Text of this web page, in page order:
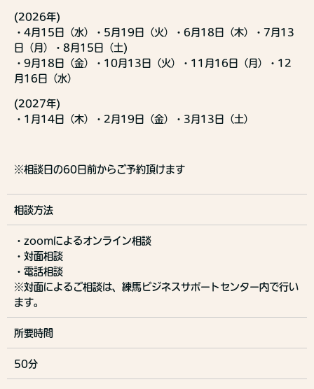
(2026年)
・4月15日（水）・5月19日（火）・6月18日（木）・7月13
日（月）・8月15日（土)
・9月18日（金）・10月13日（火）・11月16日（月）・12
月16日（水）
(2027年)
・1月14日（木）・2月19日（金）・3月13日（土）
※相談日の60日前からご予約頂けます
相談方法
・zoomによるオンライン相談
・対面相談
・電話相談
※対面によるご相談は、練馬ビジネスサポートセンター内で行い
ます。
所要時間
50分